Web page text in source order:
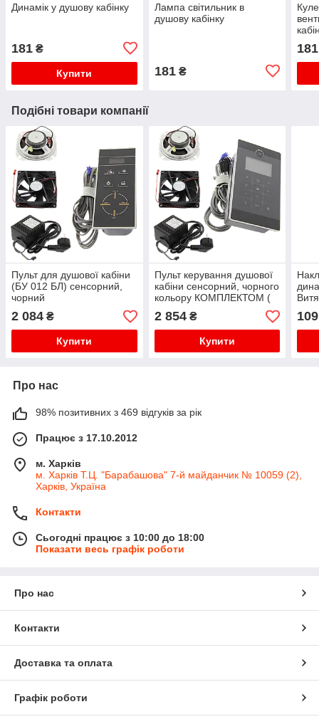
Динамік у душову кабінку
181 ₴
Купити
Лампа світильник в
душову кабінку
181₴
181
Подібні товари компанії
Пульт для душової кабіни
(БУ 012 БЛ) сенсорний,
чорний
2 084 ₴
Купити
Пульт керування душової
кабіни сенсорний, чорного
кольору КОМПЛЕКТОМ (
БУ-19 )
2 854₴
Купити
109
Про нас
98% позитивних з 469 відгуків за рік
Працює з 17.10.2012
м. Харків
м. Харків Т.Ц. "Барабашова" 7-й майданчик № 10059 (2),
Харків, Україна
Контакти
Сьогодні працює з 10:00 до 18:00
Показати весь графік роботи
Про нас
Контакти
Доставка та оплата
Графік роботи